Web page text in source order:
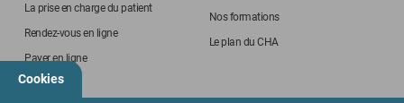
La prise en charge du patient
Rendez-vous en ligne
Payer en ligne
Nos formations
Le plan du CHA
Cookies